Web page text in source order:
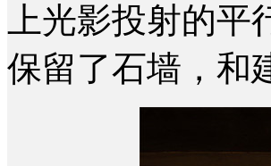
上光影投射的
保留了石墙，和